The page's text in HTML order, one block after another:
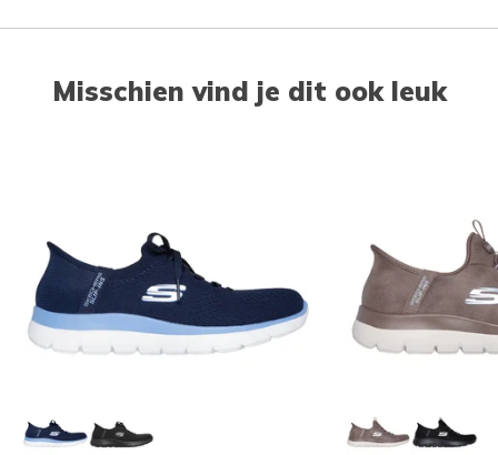
Misschien vind je dit ook leuk